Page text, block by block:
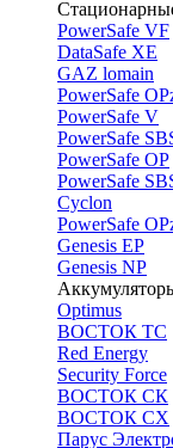
PowerSafe VF
DataSafe XE
GAZ lomain
PowerSafe
PowerSafe V
PоwerSafe
PowerSafe OP
PоwerSafe
Cyclon
PowerSafe
Genesis EP
Genesis NP
Optimus
ВОСТОК ТС
Red Energy
Security Force
ВОСТОК СК
ВОСТОК СХ
Парус